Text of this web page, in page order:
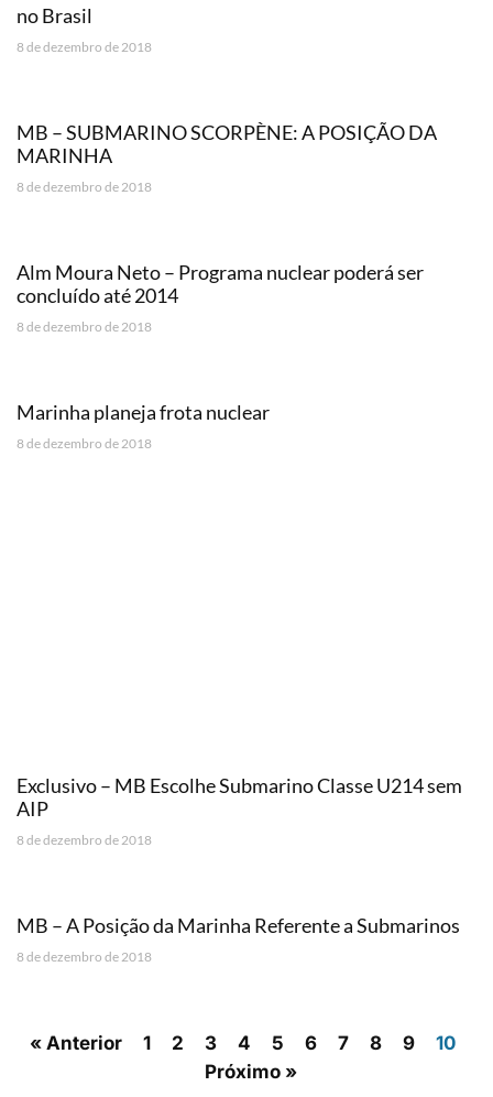
no Brasil
8 de dezembro de 2018
MB – SUBMARINO SCORPÈNE: A POSIÇÃO DA
MARINHA
8 de dezembro de 2018
Alm Moura Neto – Programa nuclear poderá ser
concluído até 2014
8 de dezembro de 2018
Marinha planeja frota nuclear
8 de dezembro de 2018
Exclusivo – MB Escolhe Submarino Classe U214 sem
AIP
8 de dezembro de 2018
MB – A Posição da Marinha Referente a Submarinos
8 de dezembro de 2018
« Anterior 1 2 3 4 5 6 7 8 9
10
Próximo »